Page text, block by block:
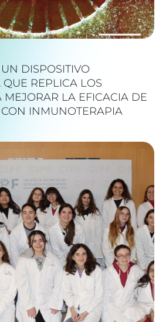
DISPOSITIVO
REPLICA LOS
MEJORAR LA EFICACIA DE
INMUNOTERAPIA